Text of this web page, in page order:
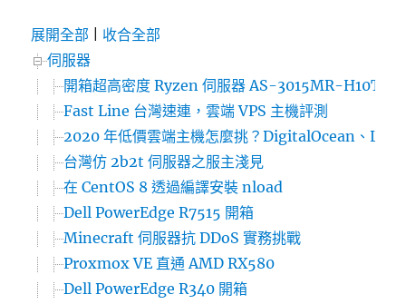
展開全部
收合全部
伺服器
開箱超高密度 Ryzen 伺服器 AS-3015MR-H10TNR
Fast Line 台灣速連，雲端 VPS 主機評測
2020 年低價雲端主機怎麼挑？DigitalOcean、
台灣仿 2b2t 伺服器之服主淺見
在 CentOS 8 透過編譯安裝 nload
Dell PowerEdge R7515 開箱
Minecraft 伺服器抗 DDoS 實務挑戰
Proxmox VE 直通 AMD RX580
Dell PowerEdge R340 開箱